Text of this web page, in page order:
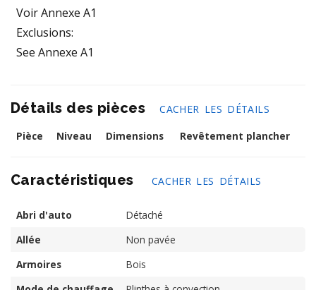
Voir Annexe A1
Exclusions:
See Annexe A1
Détails des pièces
CACHER LES DÉTAILS
Pièce
Niveau Dimensions Revêtement plancher
Caractéristiques CACHER LES DÉTAILS
Abri d'auto
Détaché
Allée
Non pavée
Armoires
Bois